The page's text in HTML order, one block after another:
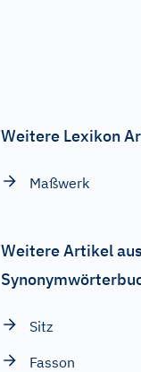
Weitere Lexikon
Maßwerk
Weitere Artikel
Sitz
Fasson